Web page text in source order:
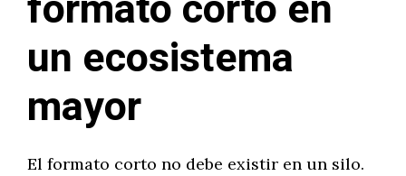
un ecosistema
mayor
El formato corto no debe existir en un silo.